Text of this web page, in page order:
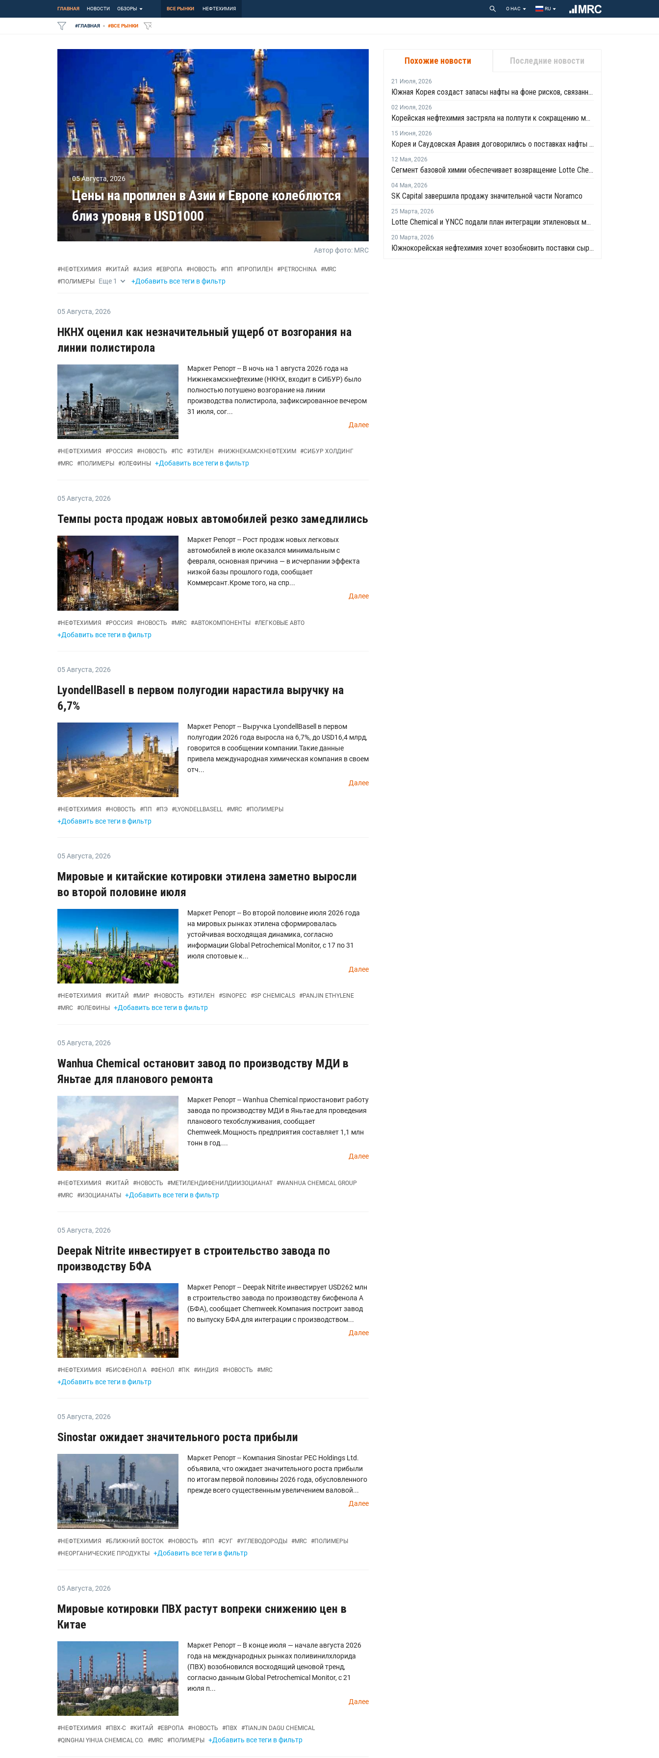
ГЛАВНАЯ НОВОСТИ ОБЗОРЫ ВСЕ РЫНКИ НЕФТЕХИМИЯ О НАС RU
#ГЛАВНАЯ #ВСЕ РЫНКИ
05 Августа,2026
Цены на пропилен в Азии и Европе колеблются
близ уровня в USD1000
Автор фото: MRC
#НЕФТЕХИМИЯ #КИТАЙ #АЗИЯ #ЕВРОПА #НОВОСТЬ #ПП #ПРОПИЛЕН #PETROCHINA #MRC
#ПОЛИМЕРЫ Еще 1 +Добавить все теги в фильтр
05 Августа, 2026
НКНХ оценил как незначительный ущерб от возгорания на
линии полистирола
Маркет Репорт -- В ночь на 1 августа 2026 года на
Нижнекамскнефтехиме (НКНХ, входит в СИБУР) было
полностью потушено возгорание на линии
производства полистирола, зафиксированное вечером
31 июля, сог...
Далее
#НЕФТЕХИМИЯ #РОССИЯ #НОВОСТЬ #ПС #ЭТИЛЕН #НИЖНЕКАМСКНЕФТЕХИМ #СИБУР ХОЛДИНГ
#MRC #ПОЛИМЕРЫ #ОЛЕФИНЫ +Добавить все теги в фильтр
05 Августа, 2026
Темпы роста продаж новых автомобилей резко замедлились
Маркет Репорт -- Рост продаж новых легковых
автомобилей в июле оказался минимальным с
февраля, основная причина — в исчерпании эффекта
низкой базы прошлого года, сообщает
Коммерсант.Кроме того, на спр...
Далее
#НЕФТЕХИМИЯ #РОССИЯ #НОВОСТЬ #MRC #АВТОКОМПОНЕНТЫ #ЛЕГКОВЫЕ АВТО
+Добавить все теги в фильтр
05 Августа, 2026
LyondellBasell в первом полугодии нарастила выручку на
6,7%
Маркет Репорт -- Выручка LyondellBasell в первом
полугодии 2026 года выросла на 6,7%, до USD16,4 млрд,
говорится в сообщении компании.Такие данные
привела международная химическая компания в своем
отч...
Далее
#НЕФТЕХИМИЯ #НОВОСТЬ #ПП #ПЭ #LYONDELLBASELL #MRC #ПОЛИМЕРЫ
+Добавить все теги в фильтр
05 Августа, 2026
Мировые и китайские котировки этилена заметно выросли
во второй половине июля
Маркет Репорт -- Во второй половине июля 2026 года
на мировых рынках этилена сформировалась
устойчивая восходящая динамика, согласно
информации Global Petrochemical Monitor, с 17 по 31
июля спотовые к...
Далее
#НЕФТЕХИМИЯ #КИТАЙ #МИР #НОВОСТЬ #ЭТИЛЕН #SINOPEC #SP CHEMICALS #PANJIN ETHYLENE
#MRC #ОЛЕФИНЫ +Добавить все теги в фильтр
05 Августа, 2026
Wanhua Chemical остановит завод по производству МДИ в
Яньтае для планового ремонта
Маркет Репорт -- Wanhua Chemical приостановит работу
завода по производству МДИ в Яньтае для проведения
планового техобслуживания, сообщает
Chemweek.Мощность предприятия составляет 1,1 млн
тонн в год....
Далее
#НЕФТЕХИМИЯ #КИТАЙ #НОВОСТЬ #МЕТИЛЕНДИФЕНИЛДИИЗОЦИАНАТ #WANHUA CHEMICAL GROUP
#MRC #ИЗОЦИАНАТЫ +Добавить все теги в фильтр
05 Августа, 2026
Deepak Nitrite инвестирует в строительство завода по
производству БФА
Маркет Репорт -- Deepak Nitrite инвестирует USD262 млн
в строительство завода по производству бисфенола А
(БФА), сообщает Chemweek.Компания построит завод
по выпуску БФА для интеграции с производством...
Далее
#НЕФТЕХИМИЯ #БИСФЕНОЛ А #ФЕНОЛ #ПК #ИНДИЯ #НОВОСТЬ #MRC
+Добавить все теги в фильтр
05 Августа, 2026
Sinostar ожидает значительного роста прибыли
Маркет Репорт -- Компания Sinostar PEC Holdings Ltd.
объявила, что ожидает значительного роста прибыли
по итогам первой половины 2026 года, обусловленного
прежде всего существенным увеличением валовой...
Далее
#НЕФТЕХИМИЯ #БЛИЖНИЙ ВОСТОК #НОВОСТЬ #ПП #СУГ #УГЛЕВОДОРОДЫ #MRC #ПОЛИМЕРЫ
#НЕОРГАНИЧЕСКИЕ ПРОДУКТЫ +Добавить все теги в фильтр
05 Августа, 2026
Мировые котировки ПВХ растут вопреки снижению цен в
Китае
Маркет Репорт -- В конце июля — начале августа 2026
года на международных рынках поливинилхлорида
(ПВХ) возобновился восходящий ценовой тренд,
согласно данным Global Petrochemical Monitor, с 21
июля п...
Далее
#НЕФТЕХИМИЯ #ПВХ-С #КИТАЙ #ЕВРОПА #НОВОСТЬ #ПВХ #TIANJIN DAGU CHEMICAL
#QINGHAI YIHUA CHEMICAL CO. #MRC #ПОЛИМЕРЫ +Добавить все теги в фильтр
Похожие новости Последние новости
21 Июля, 2026
Южная Корея создаст запасы нафты на фоне рисков, связанных с поставками с Ближнего Востока
02 Июля, 2026
Корейская нефтехимия застряла на полпути к сокращению мощностей
15 Июня, 2026
Корея и Саудовская Аравия договорились о поставках нафты до конца 2026 года
12 Мая, 2026
Сегмент базовой химии обеспечивает возвращение Lotte Chemical к прибыли
04 Мая, 2026
SK Capital завершила продажу значительной части Noramco
25 Марта, 2026
Lotte Chemical и YNCC подали план интеграции этиленовых мощностей в Йосу
20 Марта, 2026
Южнокорейская нефтехимия хочет возобновить поставки сырья из России